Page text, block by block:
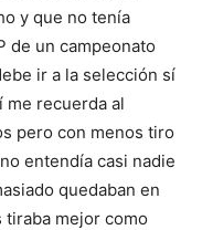
y que no tenía
de un campeonato
ir a la selección sí
me recuerda al
pero con menos tiro
entendía casi nadie
quedaban en
tiraba mejor como